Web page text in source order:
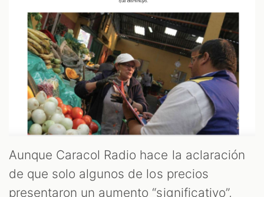
Aunque Caracol Radio hace la aclaración
de que solo algunos de los precios
presentaron un aumento “significativo”,